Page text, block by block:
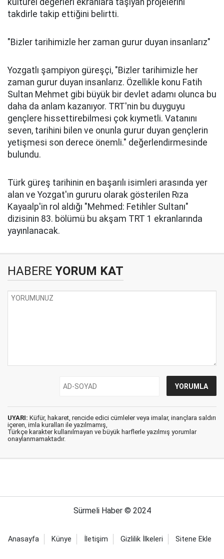
takdirle takip ettiğini belirtti.
"Bizler tarihimizle her zaman gurur duyan insanlarız"
Yozgatlı şampiyon güreşçi, "Bizler tarihimizle her
zaman gurur duyan insanlarız. Özellikle konu Fatih
Sultan Mehmet gibi büyük bir devlet adamı olunca bu
daha da anlam kazanıyor. TRT'nin bu duyguyu
gençlere hissettirebilmesi çok kıymetli. Vatanını
seven, tarihini bilen ve onunla gurur duyan gençlerin
yetişmesi son derece önemli." değerlendirmesinde
bulundu.
Türk güreş tarihinin en başarılı isimleri arasında yer
alan ve Yozgat'ın gururu olarak gösterilen Rıza
Kayaalp'in rol aldığı "Mehmed: Fetihler Sultanı"
dizisinin 83. bölümü bu akşam TRT 1 ekranlarında
yayınlanacak.
HABERE YORUM KAT
UYARI: Küfür, hakaret, rencide edici cümleler veya imalar, inançlara saldırı
içeren, imla kuralları ile yazılmamış,
Türkçe karakter kullanılmayan ve büyük harflerle yazılmış yorumlar
onaylanmamaktadır.
Sürmeli Haber © 2024
Anasayfa Künye İletişim Gizlilik İlkeleri Sitene Ekle